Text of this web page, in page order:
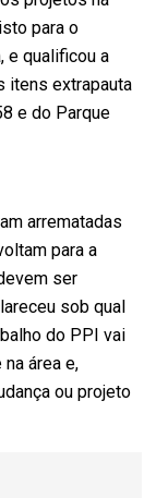
para o
e qualificou a
itens extrapauta
e do Parque
arrematadas
para a
ser
sob qual
do PPI vai
área e,
ou projeto